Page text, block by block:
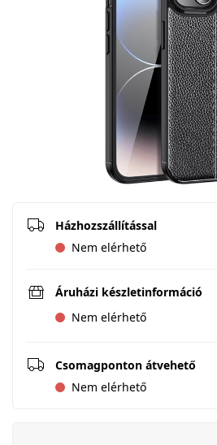
Házhozszállítással
Nem elérhető
Áruházi készletinformáció
Nem elérhető
Csomagponton átvehető
Nem elérhető